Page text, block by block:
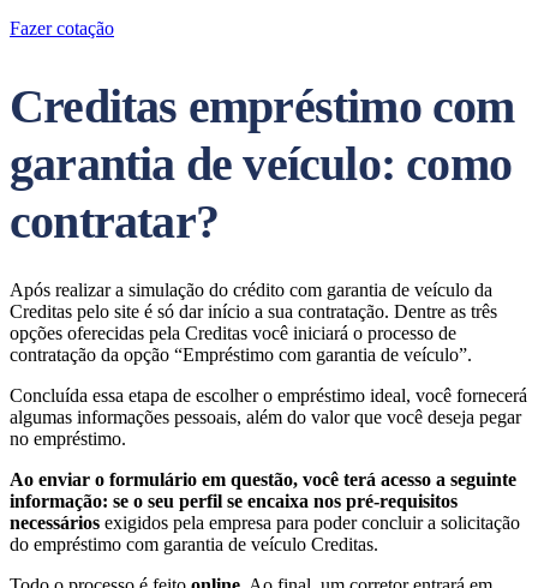
Fazer cotação
Creditas empréstimo com
garantia de veículo: como
contratar?
Após realizar a simulação do crédito com garantia de veículo da
Creditas pelo site é só dar início a sua contratação. Dentre as três
opções oferecidas pela Creditas você iniciará o processo de
contratação da opção “Empréstimo com garantia de veículo”.
Concluída essa etapa de escolher o empréstimo ideal, você fornecerá
algumas informações pessoais, além do valor que você deseja pegar
no empréstimo.
Ao enviar o formulário em questão, você terá acesso a seguinte
informação: se o seu perfil se encaixa nos pré-requisitos
necessários exigidos pela empresa para poder concluir a solicitação
do empréstimo com garantia de veículo Creditas.